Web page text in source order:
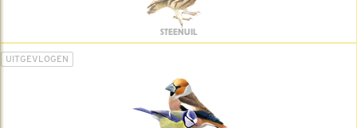
STEENUIL
UITGEVLOGEN